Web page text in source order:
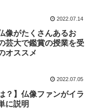
2022.07.14
像がたくさんあるお
芸大で鑑賞の授業を受
オススメ
2022.07.05
？】仏像ファンがイラ
に説明